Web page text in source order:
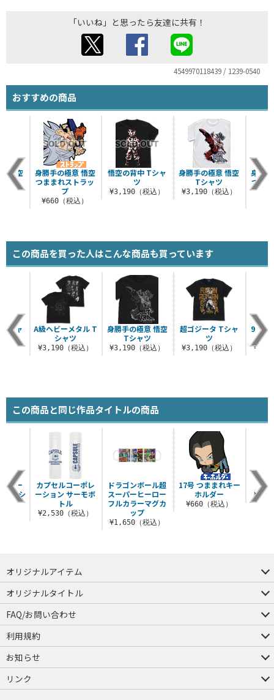
「いいね」と思ったら友達に共有！
4549970118439 / 1239-0540
おすすめの商品
悟空の背中 Tシャ
ツ
¥3,190（税込）
身勝手の極意 悟空
Tシャツ
¥3,190（税込）
身勝
つま
悟空
カー
込）
身勝手の極意 悟空
つままれストラッ
プ
¥660（税込）
この商品を買った人はこんな商品も買っています
身勝手の極意 悟空
Tシャツ
¥3,190（税込）
超ゴジータ Tシャ
ツ
¥3,190（税込）
9人の
Tシャ
込）
A級ヘビーメタル T
シャツ
¥3,190（税込）
この商品と同じ作品タイトルの商品
ドラゴンボール超
スーパーヒーロー
フルカラーマグカ
ップ
¥1,650（税込）
17号 つままれキー
ホルダー
¥660（税込）
気円
ルー
タTシ
カプセルコーポレ
ーション サーモボ
トル
¥2,530（税込）
オリジナルアイテム
つままれ
つかまれ
ピョコッテ
オリジナルタイトル
アイテムヤ
ミスカトニック大學購買部
FAQ/お問い合わせ
FAQ
お問い合わせ
利用規約
会員規約・ポイント規約
特定商取引法に関する表示
プライバシーポリシー
お知らせ
店舗情報
採用情報
発売日変更のお知らせ
販売代理店・取扱店募集
海外のご案内（English）
リンク